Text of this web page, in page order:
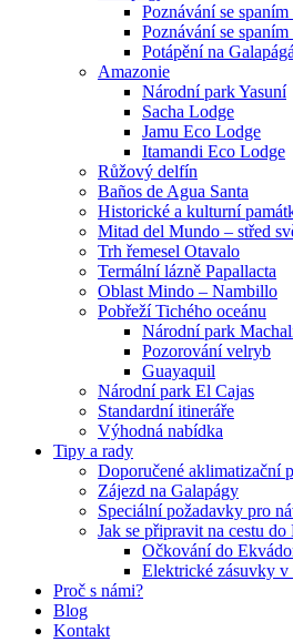
Poznávání se
Poznávání se
Potápění na
Amazonie
Národní park Yasuní
Sacha Lodge
Jamu Eco Lodge
Itamandi Eco Lodge
Růžový delfín
Baños de Agua Santa
Historické a kulturní
Mitad del Mundo – střed
Trh řemesel Otavalo
Termální lázně Papallacta
Oblast Mindo – Nambillo
Pobřeží Tichého oceánu
Národní park
Pozorování velryb
Guayaquil
Národní park El Cajas
Standardní itineráře
Výhodná nabídka
Tipy a rady
Doporučené aklimatizační
Zájezd na Galapágy
Speciální požadavky pro
Jak se připravit na cestu do
Očkování do
Elektrické zásuvky v
Proč s námi?
Blog
Kontakt